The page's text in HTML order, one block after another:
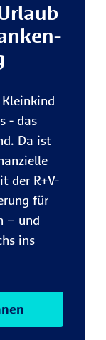
- das
Da ist
der R+V-
für
– und
ins